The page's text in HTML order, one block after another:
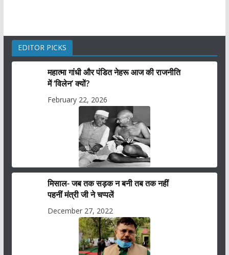
EDITOR PICKS
महात्मा गांधी और पंडित नेहरू आज की राजनीति
में ‘विलेन’ क्यों?
February 22, 2026
मिसाल- जब तक सड़क न बनी तब तक नहीं
पहनीं मंत्री जी ने चप्पलें
December 27, 2022